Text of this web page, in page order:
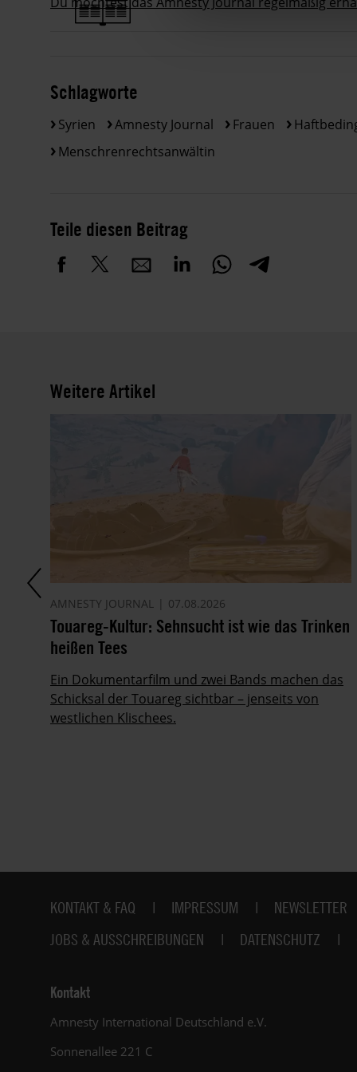
Schlagworte
Syrien Amnesty Journal Frauen
Menschrenrechtsanwältin
Teile diesen Beitrag
Weitere Artikel
AMNESTY JOURNAL 07.08.2026
Touareg-Kultur: Sehnsucht ist wie das Trinken
heißen Tees
Ein Dokumentarfilm und zwei Bands machen das
Schicksal der Touareg sichtbar – jenseits von
westlichen Klischees.
Fußbereich
KONTAKT & FAQ IMPRESSUM NEWSLETTER
JOBS & AUSSCHREIBUNGEN
DATENSCHUTZ
Kontakt
Amnesty International Deutschland e.V.
Sonnenallee 221 C